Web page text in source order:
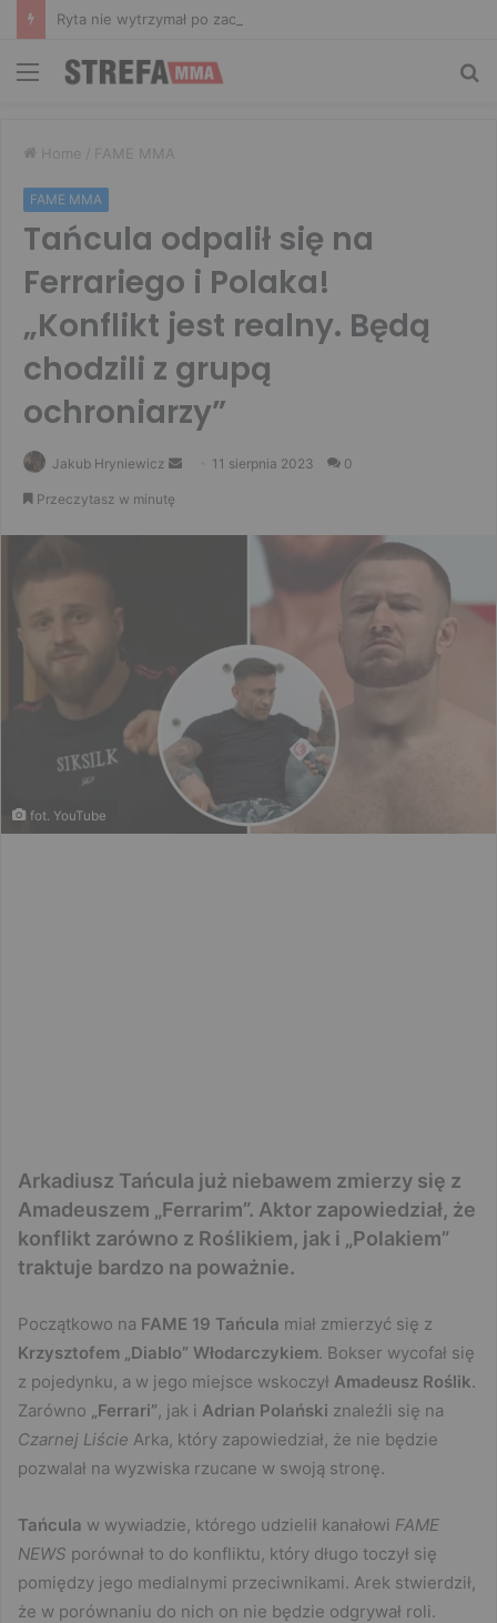
Menu
Home / FAME MMA
FAME MMA
Tańcula odpalił się na
Ferrariego i Polaka!
„Konflikt jest realny. Będą
chodzili z grupą
ochroniarzy”
Jakub Hryniewicz
Send 11 sierpnia 2023 0
Przeczytasz w minutę
fot. YouTube
Arkadiusz Tańcula już niebawem zmierzy się z
Amadeuszem „Ferrarim”. Aktor zapowiedział, że
konflikt zarówno z Roślikiem, jak i „Polakiem”
traktuje bardzo na poważnie.
Początkowo na FAME 19 Tańcula miał zmierzyć się z
Krzysztofem „Diablo” Włodarczykiem. Bokser wycofał się
z pojedynku, a w jego miejsce wskoczył Amadeusz Roślik.
Zarówno
„Ferrari”, jak i Adrian Polański znaleźli się na
Czarnej Liście Arka, który zapowiedział, że nie będzie
pozwalał na wyzwiska rzucane w swoją stronę.
Tańcula w wywiadzie, którego udzielił kanałowi FAME
NEWS porównał to do konfliktu, który długo toczył się
pomiędzy jego medialnymi przeciwnikami. Arek stwierdził,
że w porównaniu do nich on nie będzie odgrywał roli.